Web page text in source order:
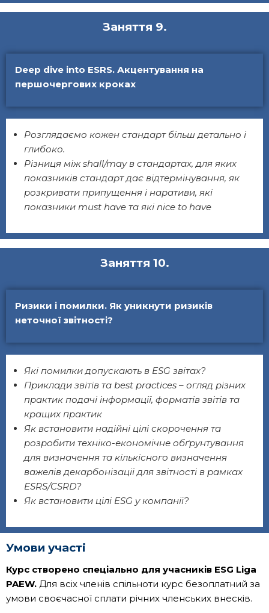
Заняття 9.
Deep dive into ESRS. Акцентування на
першочергових кроках
Розглядаємо кожен стандарт більш детально і
глибоко.
Різниця між shall/may в стандартах, для яких
показників стандарт дає відтермінування, як
розкривати припущення і наративи, які
показники must have та які nice to have
Заняття 10.
Ризики і помилки. Як уникнути ризиків
неточної звітності?
Які помилки допускають в ESG звітах?
Приклади звітів та best practices – огляд різних
практик подачі інформації, форматів звітів та
кращих практик
Як встановити надійні цілі скорочення та
розробити техніко-економічне обґрунтування
для визначення та кількісного визначення
важелів декарбонізації для звітності в рамках
ESRS/CSRD?
Як встановити цілі ESG у компанії?
Умови участі
Курс створено спеціально для учасників ESG Liga
PAEW. Для всіх членів спільноти курс безоплатний за
умови своєчасної сплати річних членських внесків.